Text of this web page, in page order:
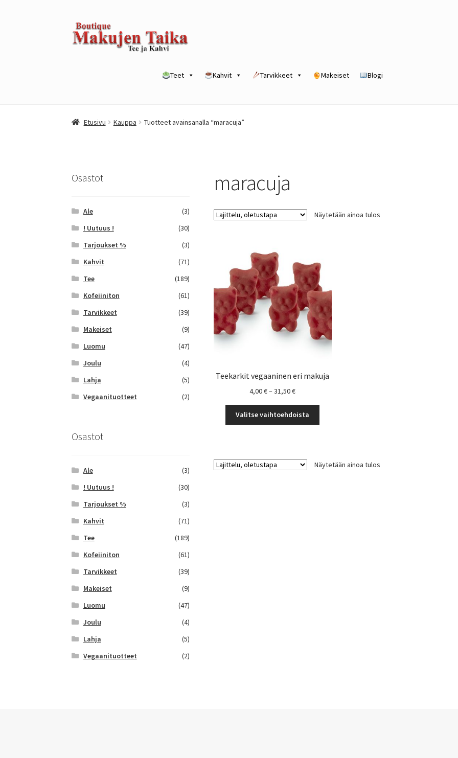
Siirry
navigointiin
Siirry
sisältöön
Teet Kahvit Tarvikkeet Makeiset Blogi
Yrityksille
Etusivu Kauppa Tuotteet avainsanalla “maracuja”
maracuja
Näytetään ainoa tulos
Teekarkit vegaaninen eri makuja
4,00€–31,50€Hintaluokka:
-
31,50 €
Valitse vaihtoehdoista
Voit
Näytetään ainoa tulos
Osastot
Ale
(3)
! Uutuus !
(30)
Tarjoukset %
(3)
Kahvit
(71)
Tee
(189)
Kofeiiniton
(61)
Tarvikkeet
(39)
Makeiset
(9)
Luomu
(47)
Joulu
(4)
Lahja
(5)
Vegaanituotteet
(2)
Osastot
Ale
(3)
! Uutuus !
(30)
Tarjoukset %
(3)
Kahvit
(71)
Tee
(189)
Kofeiiniton
(61)
Tarvikkeet
(39)
Makeiset
(9)
Luomu
(47)
Joulu
(4)
Lahja
(5)
Vegaanituotteet
(2)